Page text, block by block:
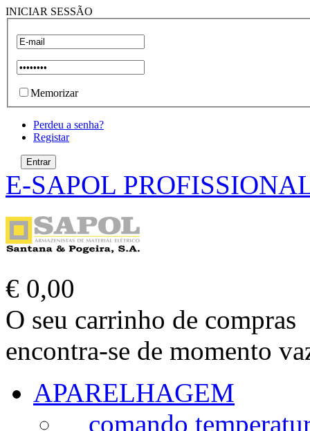
INICIAR SESSÃO
Memorizar
Perdeu a senha?
Registar
E-SAPOL
€ 0,00
O seu carrinho de compras
encontra-se de momento
APARELHAGEM
comando